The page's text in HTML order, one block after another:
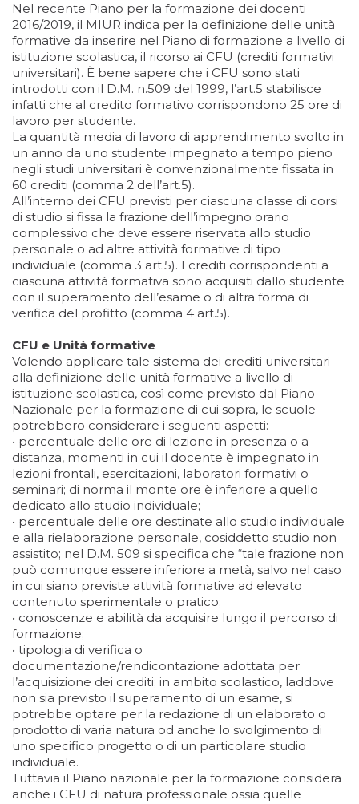
Nel recente Piano per la formazione dei docenti
2016/2019, il MIUR indica per la definizione delle unità
formative da inserire nel Piano di formazione a livello di
istituzione scolastica, il ricorso ai CFU (crediti formativi
universitari). È bene sapere che i CFU sono stati
introdotti con il D.M. n.509 del 1999, l’art.5 stabilisce
infatti che al credito formativo corrispondono 25 ore di
lavoro per studente.
La quantità media di lavoro di apprendimento svolto in
un anno da uno studente impegnato a tempo pieno
negli studi universitari è convenzionalmente fissata in
60 crediti (comma 2 dell’art.5).
All’interno dei CFU previsti per ciascuna classe di corsi
di studio si fissa la frazione dell’impegno orario
complessivo che deve essere riservata allo studio
personale o ad altre attività formative di tipo
individuale (comma 3 art.5). I crediti corrispondenti a
ciascuna attività formativa sono acquisiti dallo studente
con il superamento dell’esame o di altra forma di
verifica del profitto (comma 4 art.5).
CFU e Unità formative
Volendo applicare tale sistema dei crediti universitari
alla definizione delle unità formative a livello di
istituzione scolastica, così come previsto dal Piano
Nazionale per la formazione di cui sopra, le scuole
potrebbero considerare i seguenti aspetti:
• percentuale delle ore di lezione in presenza o a
distanza, momenti in cui il docente è impegnato in
lezioni frontali, esercitazioni, laboratori formativi o
seminari; di norma il monte ore è inferiore a quello
dedicato allo studio individuale;
• percentuale delle ore destinate allo studio individuale
e alla rielaborazione personale, cosiddetto studio non
assistito; nel D.M. 509 si specifica che “tale frazione non
può comunque essere inferiore a metà, salvo nel caso
in cui siano previste attività formative ad elevato
contenuto sperimentale o pratico;
• conoscenze e abilità da acquisire lungo il percorso di
formazione;
• tipologia di verifica o
documentazione/rendicontazione adottata per
l’acquisizione dei crediti; in ambito scolastico, laddove
non sia previsto il superamento di un esame, si
potrebbe optare per la redazione di un elaborato o
prodotto di varia natura od anche lo svolgimento di
uno specifico progetto o di un particolare studio
individuale.
Tuttavia il Piano nazionale per la formazione considera
anche i CFU di natura professionale ossia quelle